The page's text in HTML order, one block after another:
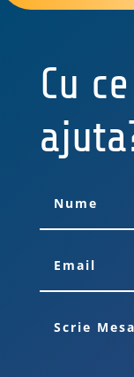
Cu